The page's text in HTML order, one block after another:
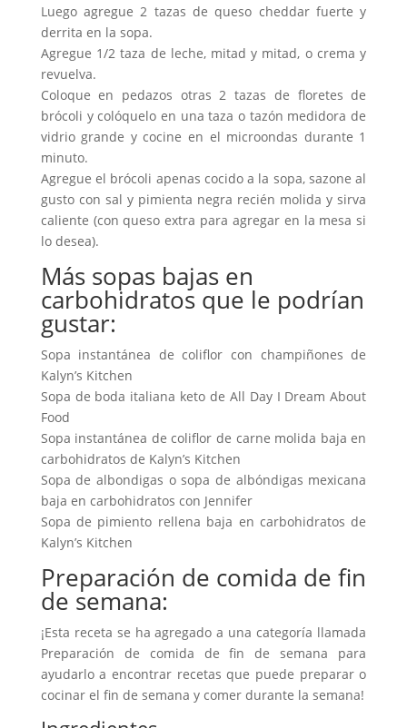
Luego agregue 2 tazas de queso cheddar fuerte y
derrita en la sopa.
Agregue 1/2 taza de leche, mitad y mitad, o crema y
revuelva.
Coloque en pedazos otras 2 tazas de floretes de
brócoli y colóquelo en una taza o tazón medidora de
vidrio grande y cocine en el microondas durante 1
minuto.
Agregue el brócoli apenas cocido a la sopa, sazone al
gusto con sal y pimienta negra recién molida y sirva
caliente (con queso extra para agregar en la mesa si
lo desea).
Más sopas bajas en
carbohidratos que le podrían
gustar:
Sopa instantánea de coliflor con champiñones de
Kalyn’s Kitchen
Sopa de boda italiana keto de All Day I Dream About
Food
Sopa instantánea de coliflor de carne molida baja en
carbohidratos de Kalyn’s Kitchen
Sopa de albondigas o sopa de albóndigas mexicana
baja en carbohidratos con Jennifer
Sopa de pimiento rellena baja en carbohidratos de
Kalyn’s Kitchen
Preparación de comida de fin
de semana:
¡Esta receta se ha agregado a una categoría llamada
Preparación de comida de fin de semana para
ayudarlo a encontrar recetas que puede preparar o
cocinar el fin de semana y comer durante la semana!